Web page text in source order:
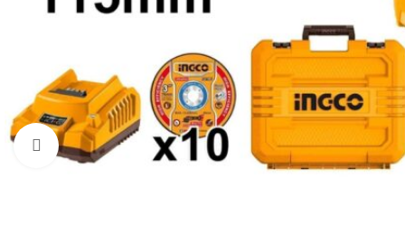
Cliquez pour agrandir